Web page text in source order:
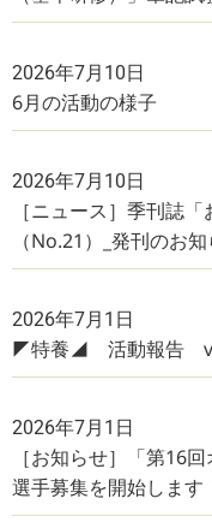
2026年7月10日
6月の活動の様子
2026年7月10日
［ニュース］季刊誌
（No.21）_発刊のお
2026年7月1日
◤特養◢ 活動報告
2026年7月1日
［お知らせ］「第16
選手募集を開始します